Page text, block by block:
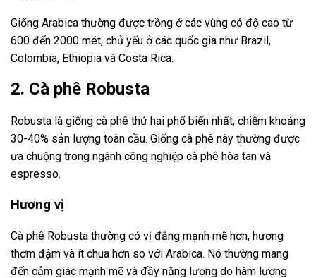
Giống Arabica thường được trồng ở các vùng có độ cao từ
600 đến 2000 mét, chủ yếu ở các quốc gia như Brazil,
Colombia, Ethiopia và Costa Rica.
2. Cà phê Robusta
Robusta là giống cà phê thứ hai phổ biến nhất, chiếm khoảng
30-40% sản lượng toàn cầu. Giống cà phê này thường được
ưa chuộng trong ngành công nghiệp cà phê hòa tan và
espresso.
Hương vị
Cà phê Robusta thường có vị đắng mạnh mẽ hơn, hương
thơm đậm và ít chua hơn so với Arabica. Nó thường mang
đến cảm giác mạnh mẽ và đầy năng lượng do hàm lượng